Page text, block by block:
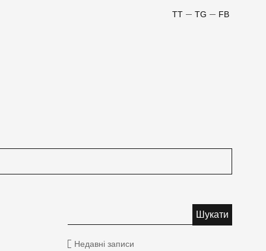
FB
TG
TT
Недавні записи